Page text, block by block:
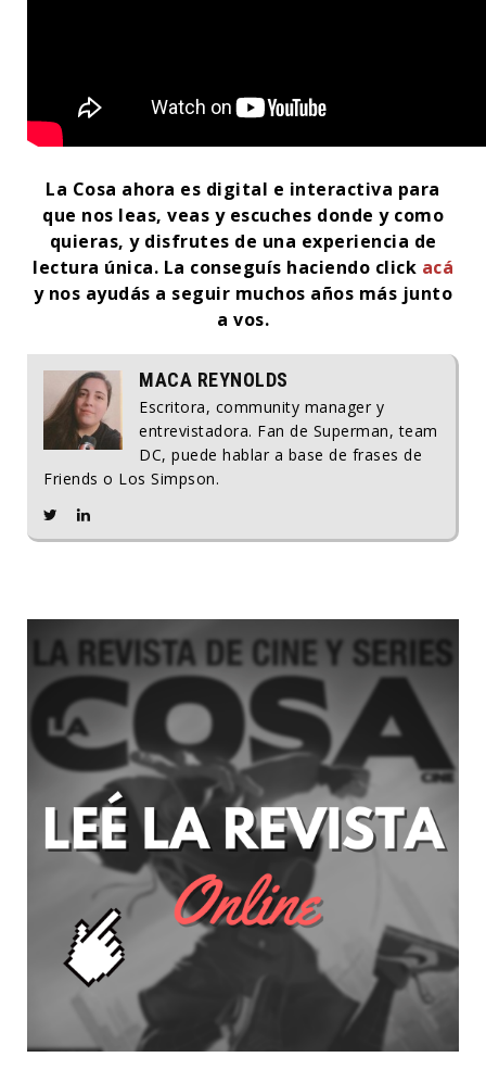
La Cosa ahora es digital e interactiva para
que nos leas, veas y escuches donde y como
quieras, y disfrutes de una experiencia de
lectura única. La conseguís haciendo click acá
y nos ayudás a seguir muchos años más junto
a vos.
MACA REYNOLDS
Escritora, community manager y
entrevistadora. Fan de Superman, team
DC, puede hablar a base de frases de
Friends o Los Simpson.